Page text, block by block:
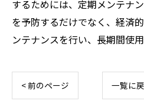
するためには、定期メンテナ
を予防するだけでなく、経済
ンテナンスを行い、長期間使
< 前のページ 一覧に